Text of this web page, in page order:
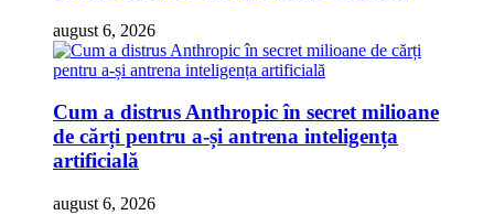
august 6, 2026
Cum a distrus Anthropic în secret milioane
de cărți pentru a-și antrena inteligența
artificială
august 6, 2026